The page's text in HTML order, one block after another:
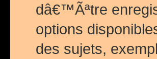
dâ€™Ãªtre
options
des sujets,